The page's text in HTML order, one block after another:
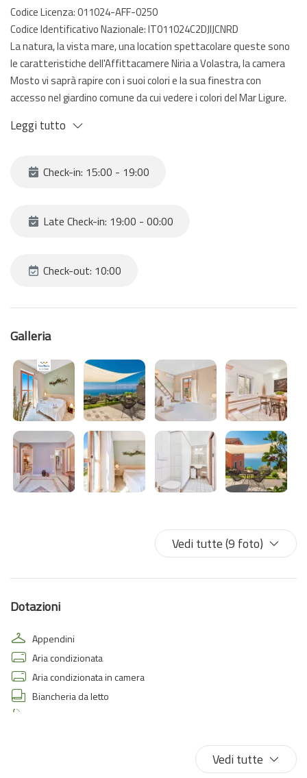
Codice Licenza: 011024-AFF-0250
Codice Identificativo Nazionale: IT011024C2DJIJCNRD
La natura, la vista mare, una location spettacolare queste sono
le caratteristiche dell'Affittacamere Niria a Volastra, la camera
Mosto vi saprà rapire con i suoi colori e la sua finestra con
accesso nel giardino comune da cui vedere i colori del Mar Ligure.
camera. Ora non resta che prenotare la camera Mosto presso
Leggi tutto
Check-in: 15:00 - 19:00
Late Check-in: 19:00 - 00:00
Check-out: 10:00
Galleria
Vedi tutte (9 foto)
Dotazioni
Appendini
Aria condizionata
Aria condizionata in camera
Biancheria da letto
Vedi tutte